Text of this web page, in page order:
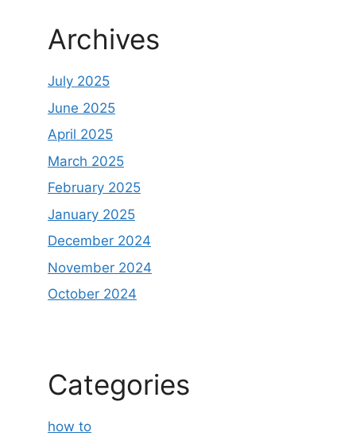
Archives
July 2025
June 2025
April 2025
March 2025
February 2025
January 2025
December 2024
November 2024
October 2024
Categories
how to